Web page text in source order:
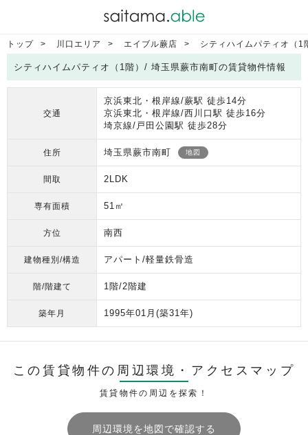
トップ 川口エリア エイブル蕨店 シティハイムパティオ（1
シティハイムパティオ（1階）/ 埼玉県蕨市南町の賃貸物件情報
交通
京浜東北・根岸線/蕨駅 徒歩14分
京浜東北・根岸線/西川口駅 徒歩16分
埼京線/戸田公園駅 徒歩28分
住所 埼玉県蕨市南町 地図
間取 2LDK
専有面積 51㎡
方位 南西
建物種別/構造 アパート/軽量鉄骨造
階/階建て 1階/2階建
築年月 1995年01月 (築31年)
この賃貸物件の周辺環境・ アクセスマップ
賃貸物件の周辺を探索！
周辺環境を地図で確認する